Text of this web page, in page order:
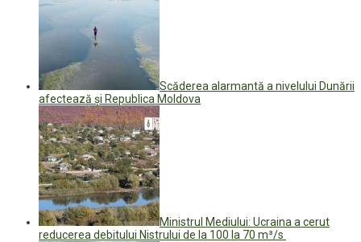
Scăderea alarmantă a nivelului Dunării
afectează și Republica Moldova
Ministrul Mediului: Ucraina a cerut
reducerea debitului Nistrului de la 100 la 70 m³/s